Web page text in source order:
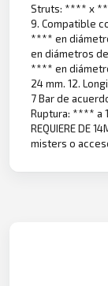
Struts: **** x
9. Compatible
**** en
en diámetros de
**** en
24 mm. 12.
7 Bar de
Ruptura: **** a
REQUIERE DE
misters o